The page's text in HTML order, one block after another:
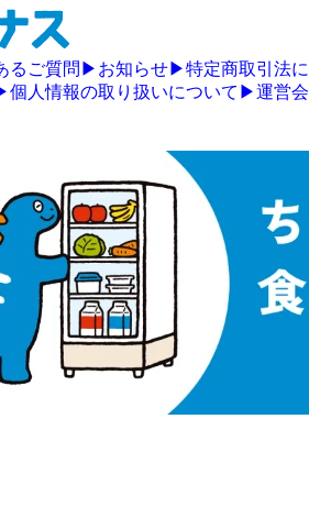
るご質問 ▶ お知らせ▶特定商取引法に
個人情報の取り扱いについて ▶運営会